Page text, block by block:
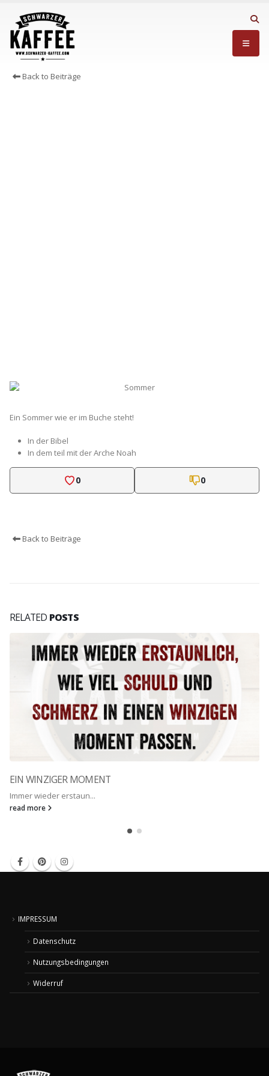
Back to Beiträge
Ein Sommer wie er im Buche steht!
In der Bibel
In dem teil mit der Arche Noah
0 0
Back to Beiträge
RELATED POSTS
EIN WINZIGER MOMENT
Immer wieder erstaun...
read more
IMPRESSUM
Datenschutz
Nutzungsbedingungen
Widerruf